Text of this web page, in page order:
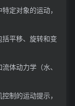
定对象的运动，
平移、旋转和变
体动力学（水、
制的运动提示，